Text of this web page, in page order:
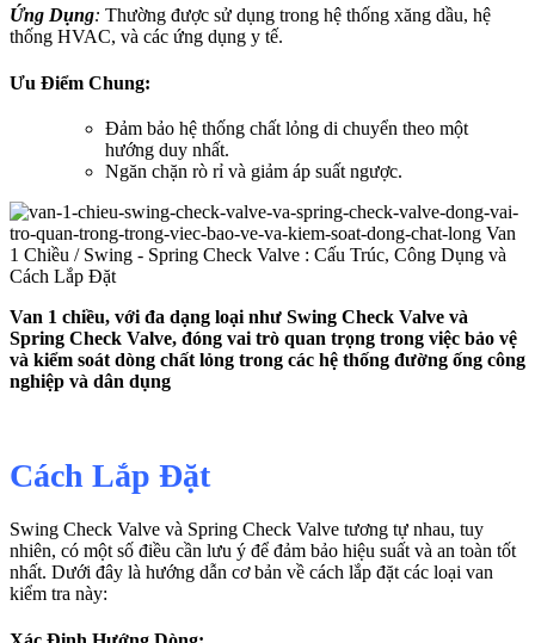
Ứng Dụng: Thường được sử dụng trong hệ thống xăng dầu, hệ
thống HVAC, và các ứng dụng y tế.
Ưu Điểm Chung:
Đảm bảo hệ thống chất lỏng di chuyển theo một
hướng duy nhất.
Ngăn chặn rò rỉ và giảm áp suất ngược.
Van 1 chiều, với đa dạng loại như Swing Check Valve và
Spring Check Valve, đóng vai trò quan trọng trong việc bảo vệ
và kiểm soát dòng chất lỏng trong các hệ thống đường ống công
nghiệp và dân dụng
Cách Lắp Đặt
Swing Check Valve và Spring Check Valve tương tự nhau, tuy
nhiên, có một số điều cần lưu ý để đảm bảo hiệu suất và an toàn tốt
nhất. Dưới đây là hướng dẫn cơ bản về cách lắp đặt các loại van
kiểm tra này: